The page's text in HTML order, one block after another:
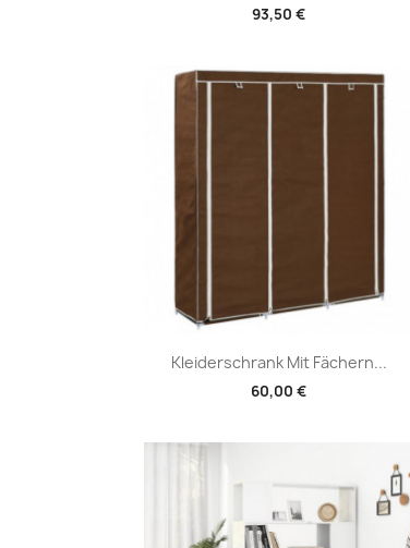
93,50 €
Kleiderschrank Mit Fächern...
60,00 €
Vorschau